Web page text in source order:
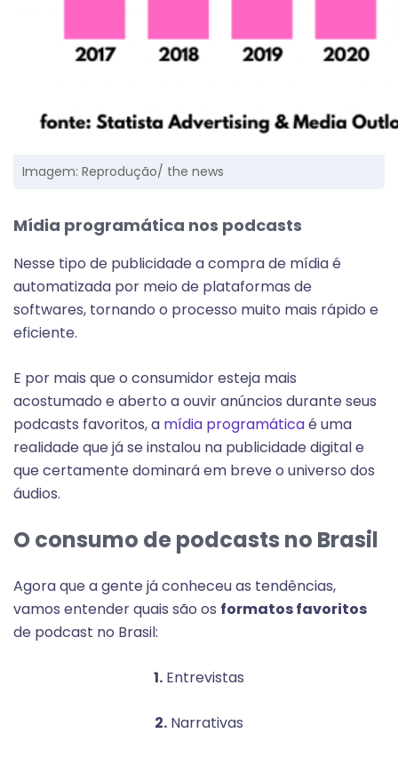
Imagem: Reprodução/ the news
Mídia programática nos podcasts
Nesse tipo de publicidade a compra de mídia é
automatizada por meio de plataformas de
softwares, tornando o processo muito mais rápido e
eficiente.
E por mais que o consumidor esteja mais
acostumado e aberto a ouvir anúncios durante seus
podcasts favoritos, a mídia programáticaé uma
realidade que já se instalou na publicidade digital e
que certamente dominará em breve o universo dos
áudios.
O consumo de podcasts no Brasil
Agora que a gente já conheceu as tendências,
vamos entender quais são os formatos favoritos
de podcast no Brasil:
1. Entrevistas
2. Narrativas